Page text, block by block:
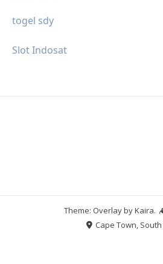
togel sdy
Slot Indosat
Theme: Overlay byKaira.
Cape Town,